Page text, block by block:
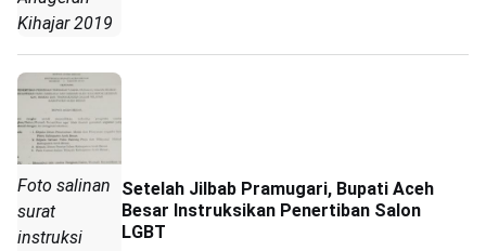
Kihajar 2019
Foto salinan
surat
instruksi
Setelah Jilbab Pramugari, Bupati Aceh
Besar Instruksikan Penertiban Salon
LGBT